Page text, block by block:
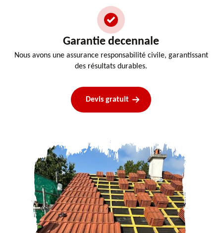
Garantie decennale
Nous avons une assurance responsabilité civile, garantissant
des résultats durables.
Devis gratuit